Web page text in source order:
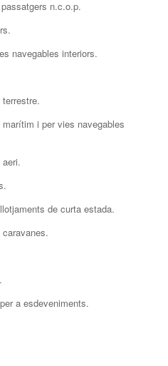
n.c.o.p.
navegables interiors.
i per vies navegables
de curta estada.
a esdeveniments.